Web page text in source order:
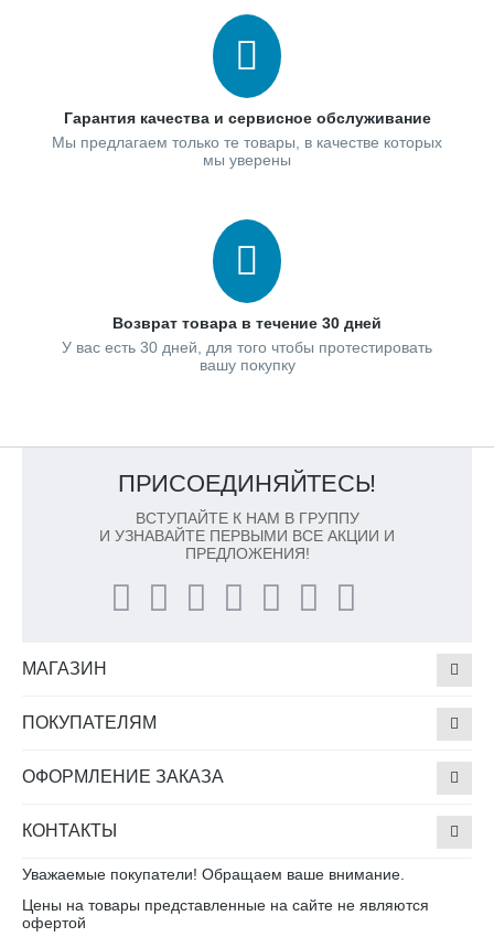
Гарантия качества и сервисное обслуживание
Мы предлагаем только те товары, в качестве которых
мы уверены
Возврат товара в течение 30 дней
У вас есть 30 дней, для того чтобы протестировать
вашу покупку
ПРИСОЕДИНЯЙТЕСЬ!
ВСТУПАЙТЕ К НАМ В ГРУППУ
И УЗНАВАЙТЕ ПЕРВЫМИ ВСЕ АКЦИИ И
ПРЕДЛОЖЕНИЯ!
МАГАЗИН
ПОКУПАТЕЛЯМ
ОФОРМЛЕНИЕ ЗАКАЗА
КОНТАКТЫ
Уважаемые покупатели! Обращаем ваше внимание.
Цены на товары представленные на сайте не являются
офертой